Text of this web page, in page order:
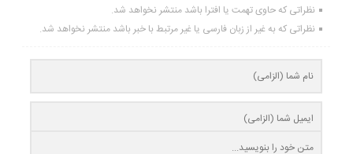
نظراتی که حاوی تهمت یا افترا باشد منتشر نخواهد شد.
نظراتی که به غیر از زبان فارسی یا غیر مرتبط با خبر باشد منتشر نخواهد شد.